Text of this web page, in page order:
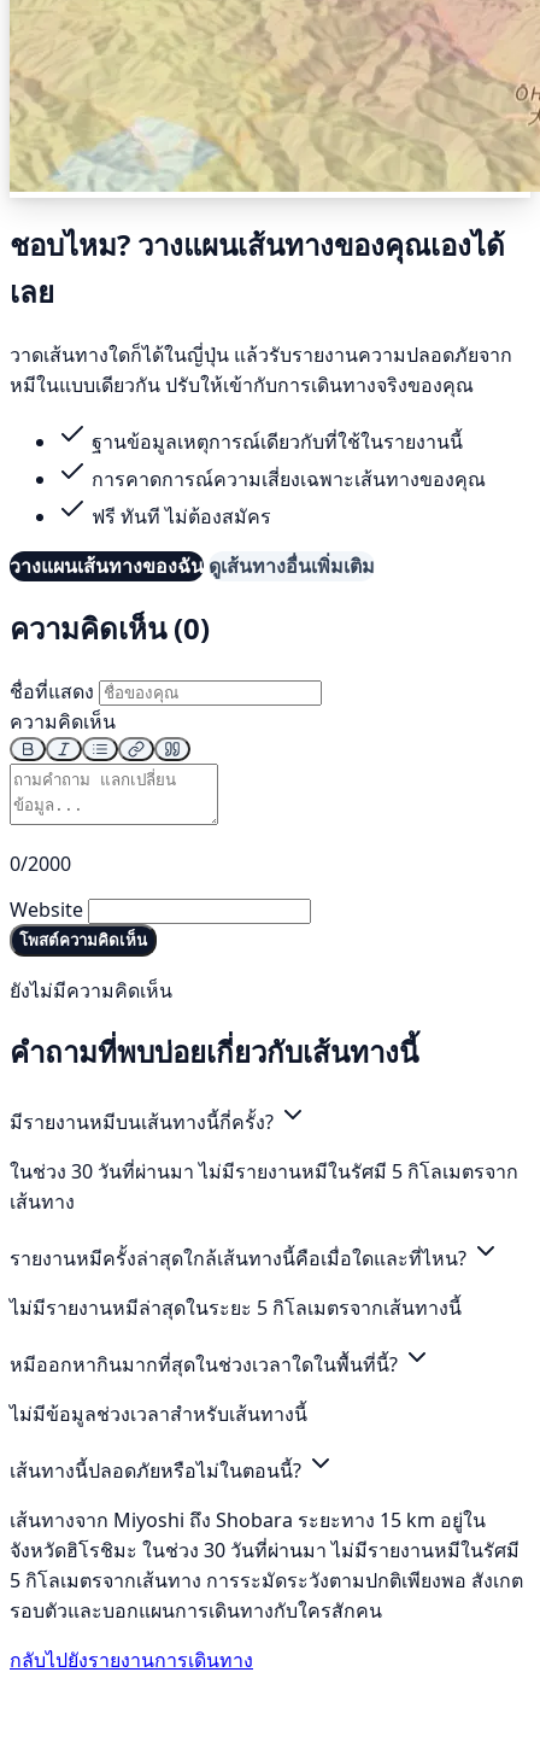
ชอบไหม? วางแผนเส้นทางของคุณเองได้
เลย
วาดเส้นทางใดก็ได้ในญี่ปุ่น แล้วรับรายงานความปลอดภัยจาก
หมีในแบบเดียวกัน ปรับให้เข้ากับการเดินทางจริงของคุณ
ฐานข้อมูลเหตุการณ์เดียวกับที่ใช้ในรายงานนี้
การคาดการณ์ความเสี่ยงเฉพาะเส้นทางของคุณ
ฟรี ทันที ไม่ต้องสมัคร
วางแผนเส้นทางของฉัน ดูเส้นทางอื่นเพิ่มเติม
ความคิดเห็น (0)
ชื่อที่แสดง
ความคิดเห็น
0/2000
Website
โพสต์ความคิดเห็น
ยังไม่มีความคิดเห็น
คำถามที่พบบ่อยเกี่ยวกับเส้นทางนี้
มีรายงานหมีบนเส้นทางนี้กี่ครั้ง?
ในช่วง 30 วันที่ผ่านมา ไม่มีรายงานหมีในรัศมี 5 กิโลเมตรจาก
เส้นทาง
รายงานหมีครั้งล่าสุดใกล้เส้นทางนี้คือเมื่อใดและที่ไหน?
ไม่มีรายงานหมีล่าสุดในระยะ 5 กิโลเมตรจากเส้นทางนี้
หมีออกหากินมากที่สุดในช่วงเวลาใดในพื้นที่นี้?
ไม่มีข้อมูลช่วงเวลาสำหรับเส้นทางนี้
เส้นทางนี้ปลอดภัยหรือไม่ในตอนนี้?
เส้นทางจาก Miyoshi ถึง Shobara ระยะทาง 15 km อยู่ใน
จังหวัดฮิโรชิมะ ในช่วง 30 วันที่ผ่านมา ไม่มีรายงานหมีในรัศมี
5 กิโลเมตรจากเส้นทาง การระมัดระวังตามปกติเพียงพอ สังเกต
รอบตัวและบอกแผนการเดินทางกับใครสักคน
กลับไปยังรายงานการเดินทาง